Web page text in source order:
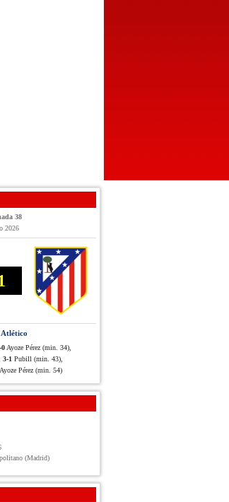
38
2026
0 Ayoze Pérez (min. 34),
3-1 Pubill (min. 43),
Ayoze Pérez (min. 54)
(Madrid)